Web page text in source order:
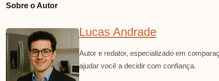
Sobre o Autor
Lucas Andrade
Autor e redator, especializado em
ajudar você a decidir com confiança.